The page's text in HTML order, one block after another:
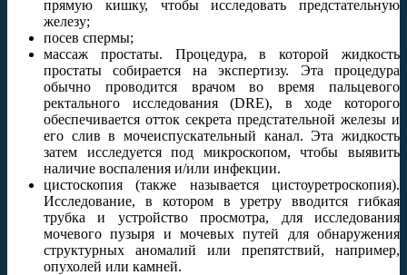
прямую кишку, чтобы исследовать предстательную
железу;
посев спермы;
массаж простаты. Процедура, в которой жидкость
простаты собирается на экспертизу. Эта процедура
обычно проводится врачом во время пальцевого
ректального исследования (DRE), в ходе которого
обеспечивается отток секрета предстательной железы и
его слив в мочеиспускательный канал. Эта жидкость
затем исследуется под микроскопом, чтобы выявить
наличие воспаления и/или инфекции.
цистоскопия (также называется цистоуретроскопия).
Исследование, в котором в уретру вводится гибкая
трубка и устройство просмотра, для исследования
мочевого пузыря и мочевых путей для обнаружения
структурных аномалий или препятствий, например,
опухолей или камней.